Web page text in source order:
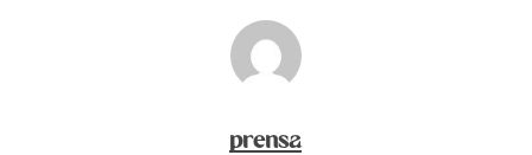
prensa